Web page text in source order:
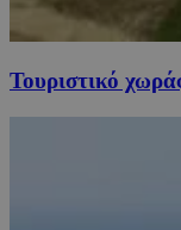
Τουριστικό